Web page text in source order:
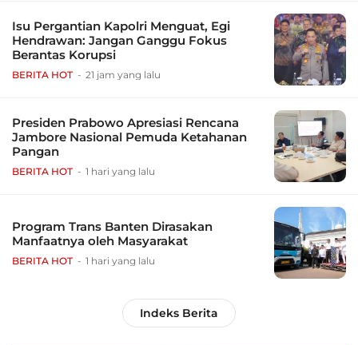
Isu Pergantian Kapolri Menguat, Egi
Hendrawan: Jangan Ganggu Fokus
Berantas Korupsi
BERITA HOT 21 jam yang lalu
Presiden Prabowo Apresiasi Rencana
Jambore Nasional Pemuda Ketahanan
Pangan
BERITA HOT 1 hari yang lalu
Program Trans Banten Dirasakan
Manfaatnya oleh Masyarakat
BERITA HOT 1 hari yang lalu
Indeks Berita